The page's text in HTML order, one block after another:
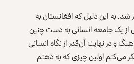
شد. به این دلیل که افغانستان به
یک جامعه انسانی به دست چنین
در نهایت آن‌قدر از نگاه انسانی
می‌کنم اولین چیزی که به ذهنم